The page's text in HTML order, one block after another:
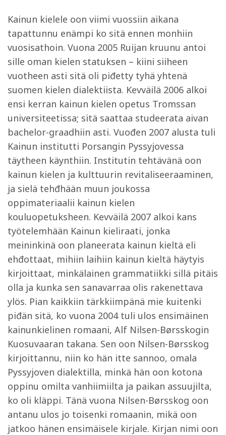
Kainun kielele oon viimi vuossiin aikana
tapattunnu enämpi ko sitä ennen monhiin
vuosisathoin. Vuona 2005 Ruijan kruunu antoi
sille oman kielen statuksen – kiini siiheen
vuotheen asti sitä oli piđetty tyhä yhtenä
suomen kielen dialektiista. Kevväilä 2006 alkoi
ensi kerran kainun kielen opetus Tromssan
universiteetissa; sitä saattaa studeerata aivan
bachelor-graadhiin asti. Vuođen 2007 alusta tuli
Kainun institutti Porsangin Pyssyjovessa
täytheen käynthiin. Institutin tehtävänä oon
kainun kielen ja kulttuurin revitaliseeraaminen,
ja sielä tehđhään muun joukossa
oppimateriaalii kainun kielen
kouluopetuksheen. Kevväilä 2007 alkoi kans
työtelemhään Kainun kieliraati, jonka
meininkinä oon planeerata kainun kieltä eli
ehđottaat, mihiin laihiin kainun kieltä häytyis
kirjoittaat, minkälainen grammatiikki sillä pitäis
olla ja kunka sen sanavarraa olis rakenettava
ylös. Pian kaikkiin tärkkiimpänä mie kuitenki
piđän sitä, ko vuona 2004 tuli ulos ensimäinen
kainunkielinen romaani, Alf Nilsen-Børsskogin
Kuosuvaaran takana. Sen oon Nilsen-Børsskog
kirjoittannu, niin ko hän itte sannoo, omala
Pyssyjoven dialektilla, minkä hän oon kotona
oppinu omilta vanhiimiilta ja paikan assuujilta,
ko oli kläppi. Tänä vuona Nilsen-Børsskog oon
antanu ulos jo toisenki romaanin, mikä oon
jatkoo hänen ensimäisele kirjale. Kirjan nimi oon